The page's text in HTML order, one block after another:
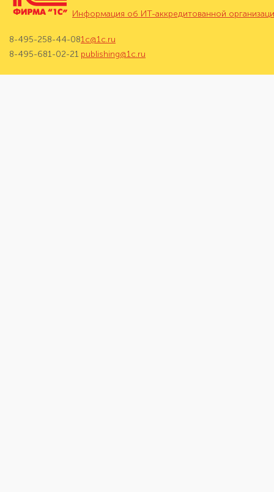
Информация об ИТ-аккредитованной
8-495-258-44-08
8-495-681-02-21
1c@1c.ru
publishing@1c.ru